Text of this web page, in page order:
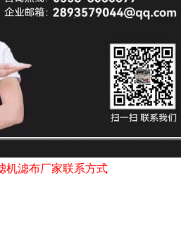
机滤布厂家联系方式